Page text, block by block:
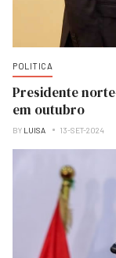
POLITICA
Presidente
em outubro
BY LUISA 13-SET-2024